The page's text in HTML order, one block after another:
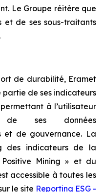
Le Groupe réitère que
et de ses sous-traitants
de durabilité, Eramet
de ses indicateurs
à l’utilisateur
de ses données
et de gouvernance. La
des indicateurs de la
Mining » et du
accessible à toutes les
le site Reporting ESG -